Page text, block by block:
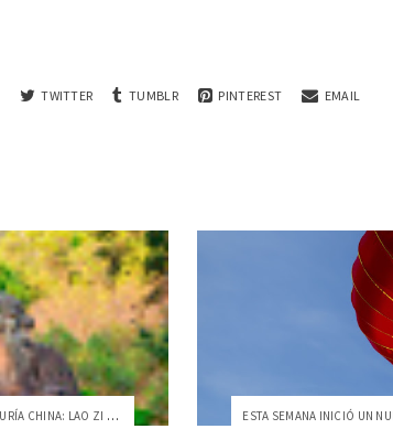
TWITTER TUMBLR PINTEREST EMAIL
LA ESENCIA DE LA SABIDURÍA CHINA: LAO ZI 老子